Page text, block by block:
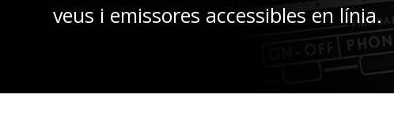
veus i emissores accessibles en línia.